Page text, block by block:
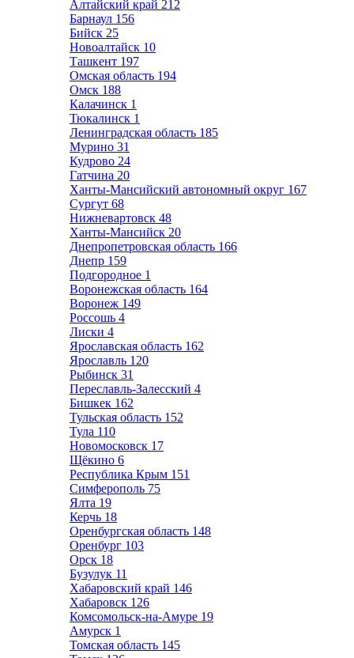
Алтайский край 212
Барнаул 156
Бийск 25
Новоалтайск 10
Ташкент 197
Омская область 194
Омск 188
Калачинск 1
Тюкалинск 1
Ленинградская область 185
Мурино 31
Кудрово 24
Гатчина 20
Ханты-Мансийский автономный округ 167
Сургут 68
Нижневартовск 48
Ханты-Мансийск 20
Днепропетровская область 166
Днепр 159
Подгородное 1
Воронежская область 164
Воронеж 149
Россошь 4
Лиски 4
Ярославская область 162
Ярославль 120
Рыбинск 31
Переславль-Залесский 4
Бишкек 162
Тульская область 152
Тула 110
Новомосковск 17
Щёкино 6
Республика Крым 151
Симферополь 75
Ялта 19
Керчь 18
Оренбургская область 148
Оренбург 103
Орск 18
Бузулук 11
Хабаровский край 146
Хабаровск 126
Комсомольск-на-Амуре 19
Амурск 1
Томская область 145